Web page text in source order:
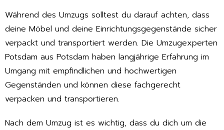
Während des Umzugs solltest du darauf achten, dass
deine Möbel und deine Einrichtungsgegenstände sicher
verpackt und transportiert werden. Die Umzugexperten
Potsdam aus Potsdam haben langjährige Erfahrung im
Umgang mit empfindlichen und hochwertigen
Gegenständen und können diese fachgerecht
verpacken und transportieren.
Nach dem Umzug ist es wichtig, dass du dich um die